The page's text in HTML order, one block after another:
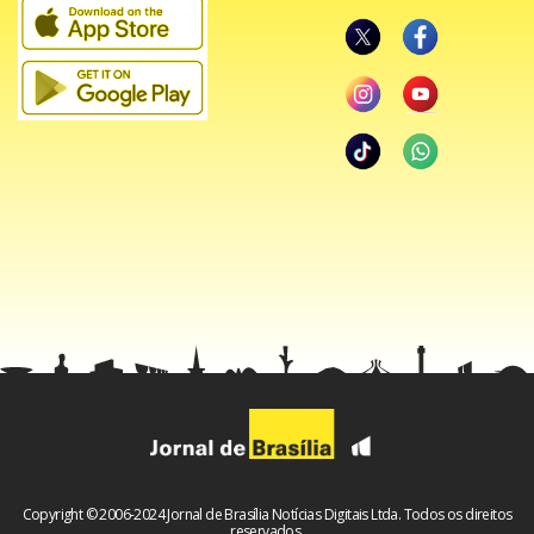
(Gama).
Copyright © 2006-2024 Jornal de Brasília Notícias Digitais Ltda. Todos os direitos